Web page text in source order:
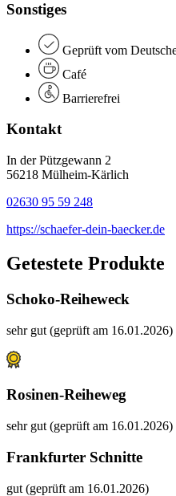
Sonstiges
Geprüft vom
Café
Barrierefrei
Kontakt
In der Pützgewann 2
56218 Mülheim-Kärlich
02630 95 59 248
https://schaefer-dein-baecker.de
Getestete Produkte
Schoko-Reiheweck
sehr gut (geprüft am 16.01.2026)
Rosinen-Reiheweg
sehr gut (geprüft am 16.01.2026)
Frankfurter Schnitte
gut (geprüft am 16.01.2026)